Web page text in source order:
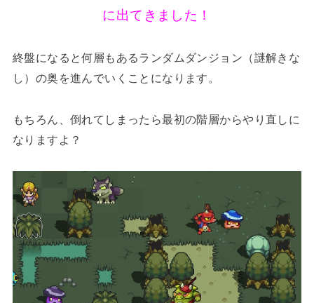
に出てきました！
終盤になると何層もあるランダムダンジョン（謎解きな
し）の奥を進んでいくことになります。
もちろん、倒れてしまったら最初の階層からやり直しに
なりますよ？